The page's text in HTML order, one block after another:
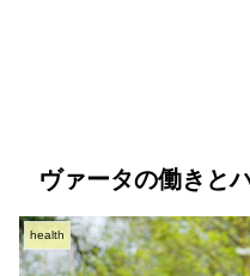
ヴァータの働きと
health